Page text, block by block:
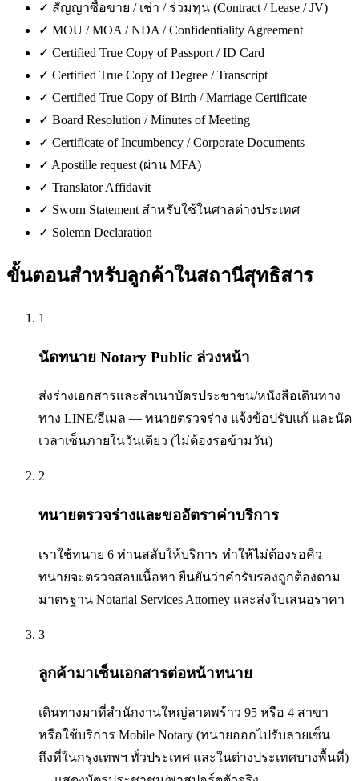
✓ สัญญาซื้อขาย / เช่า / ร่วมทุน (Contract / Lease / JV)
✓ MOU / MOA / NDA / Confidentiality Agreement
✓ Certified True Copy of Passport / ID Card
✓ Certified True Copy of Degree / Transcript
✓ Certified True Copy of Birth / Marriage Certificate
✓ Board Resolution / Minutes of Meeting
✓ Certificate of Incumbency / Corporate Documents
✓ Apostille request (ผ่าน MFA)
✓ Translator Affidavit
✓ Sworn Statement สำหรับใช้ในศาลต่างประเทศ
✓ Solemn Declaration
ขั้นตอนสำหรับลูกค้าในสถานีสุทธิสาร
1
นัดทนาย Notary Public ล่วงหน้า
ส่งร่างเอกสารและสำเนาบัตรประชาชน/หนังสือเดินทาง
ทาง LINE/อีเมล — ทนายตรวจร่าง แจ้งข้อปรับแก้ และนัด
เวลาเซ็นภายในวันเดียว (ไม่ต้องรอข้ามวัน)
2
ทนายตรวจร่างและขออัตราค่าบริการ
เราใช้ทนาย 6 ท่านสลับให้บริการ ทำให้ไม่ต้องรอคิว —
ทนายจะตรวจสอบเนื้อหา ยืนยันว่าคำรับรองถูกต้องตาม
มาตรฐาน Notarial Services Attorney และส่งใบเสนอราคา
3
ลูกค้ามาเซ็นเอกสารต่อหน้าทนาย
เดินทางมาที่สำนักงานใหญ่ลาดพร้าว 95 หรือ 4 สาขา
หรือใช้บริการ Mobile Notary (ทนายออกไปรับลายเซ็น
ถึงที่ในกรุงเทพฯ ทั่วประเทศ และในต่างประเทศบางพื้นที่)